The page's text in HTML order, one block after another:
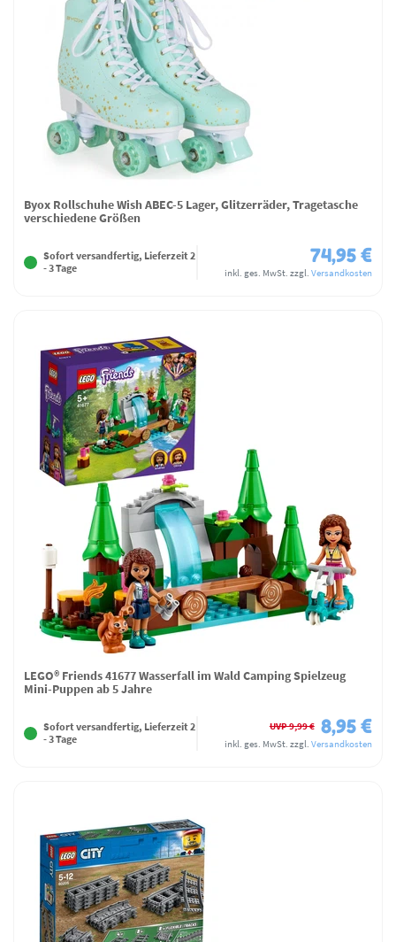
Byox Rollschuhe Wish ABEC-5 Lager, Glitzerräder, Tragetasche
verschiedene Größen
Sofort versandfertig, Lieferzeit 2
- 3 Tage
74,95 €
inkl. ges. MwSt. zzgl. Versandkosten
LEGO® Friends 41677 Wasserfall im Wald Camping Spielzeug
Mini-Puppen ab 5 Jahre
Sofort versandfertig, Lieferzeit 2
- 3 Tage
UVP 9,99 € 8,95 €
inkl. ges. MwSt. zzgl. Versandkosten